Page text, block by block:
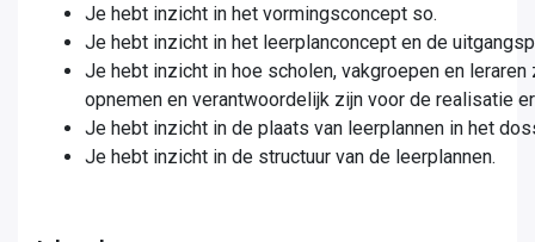
Je hebt inzicht in het vormingsconcept so.
Je hebt inzicht in het leerplanconcept en de
Je hebt inzicht in hoe scholen, vakgroepen en
opnemen en verantwoordelijk zijn voor de realisatie
Je hebt inzicht in de plaats van leerplannen in het
Je hebt inzicht in de structuur van de leerplannen.